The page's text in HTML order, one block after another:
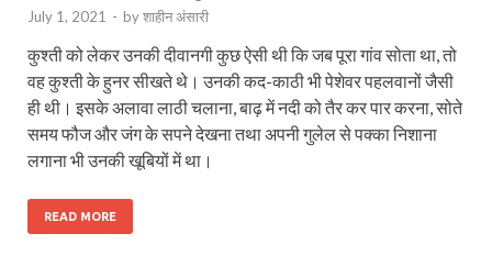
July 1, 2021 - byशाहीन अंसारी
कुश्ती को लेकर उनकी दीवानगी कुछ ऐसी थी कि जब पूरा गांव सोता था, तो
वह कुश्ती के हुनर सीखते थे। उनकी कद-काठी भी पेशेवर पहलवानों जैसी
ही थी। इसके अलावा लाठी चलाना, बाढ़ में नदी को तैर कर पार करना, सोते
समय फौज और जंग के सपने देखना तथा अपनी गुलेल से पक्का निशाना
लगाना भी उनकी खूबियों में था।
READ MORE